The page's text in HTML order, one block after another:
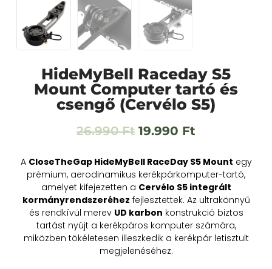
HideMyBell Raceday S5
Mount Computer tartó és
csengő (Cervélo S5)
26.990Ft 19.990 Ft
A CloseTheGap HideMyBell RaceDay S5 Mount egy
prémium, aerodinamikus kerékpárkomputer-tartó,
amelyet kifejezetten a Cervélo S5 integrált
kormányrendszeréhez fejlesztettek. Az ultrakönnyű
és rendkívül merev UD karbon konstrukció biztos
tartást nyújt a kerékpáros komputer számára,
miközben tökéletesen illeszkedik a kerékpár letisztult
megjelenéséhez.